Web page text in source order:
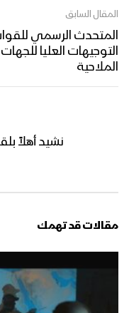
المقال السابق
المتحدث الرسمي
التوجيهات العليا
الملاحية
نشيد أهلاً
مقالات قد تهمك